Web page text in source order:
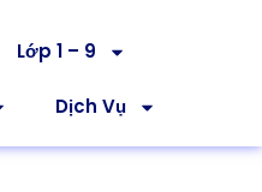
Lớp 1 – 9
Dịch Vụ